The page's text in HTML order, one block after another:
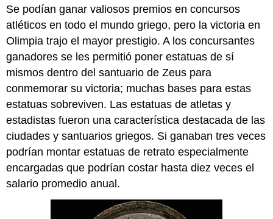
Se podían ganar valiosos premios en concursos
atléticos en todo el mundo griego, pero la victoria en
Olimpia trajo el mayor prestigio. A los concursantes
ganadores se les permitió poner estatuas de sí
mismos dentro del santuario de Zeus para
conmemorar su victoria; muchas bases para estas
estatuas sobreviven. Las estatuas de atletas y
estadistas fueron una característica destacada de las
ciudades y santuarios griegos. Si ganaban tres veces
podrían montar estatuas de retrato especialmente
encargadas que podrían costar hasta diez veces el
salario promedio anual.